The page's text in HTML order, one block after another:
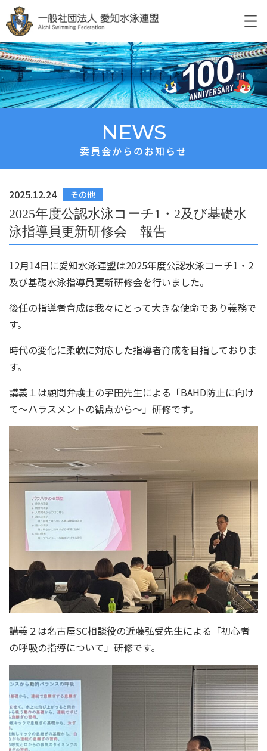
NEWS
委員会からのお知らせ
2025.12.24 その他
2025年度公認水泳コーチ1・2及び基礎水
泳指導員更新研修会 報告
12月14日に愛知水泳連盟は2025年度公認水泳コーチ1・2
及び基礎水泳指導員更新研修会を行いました。
後任の指導者育成は我々にとって大きな使命であり義務で
す。
時代の変化に柔軟に対応した指導者育成を目指しておりま
す。
講義１は顧問弁護士の宇田先生による「BAHD防止に向け
て～ハラスメントの観点から～」研修です。
講義２は名古屋SC相談役の近藤弘受先生による「初心者
の呼吸の指導について」研修です。